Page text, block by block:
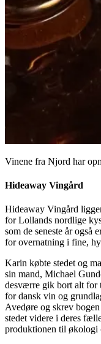
Vinene fra Njord har
Hideaway Vingård
Hideaway Vingård
for Lollands nordlige
som de seneste år også
for overnatning i fine,
Karin købte stedet og
sin mand, Michael
desværre gik bort alt for
for dansk vin og
Avedøre og skrev bogen
stedet videre i deres
produktionen til økologi